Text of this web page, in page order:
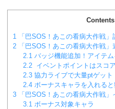
Contents
1 「巴SOS！あこの看病大作戦」
2 「巴SOS！あこの看病大作戦」
2.1 バッジ機能追加！アイテム
2.2 イベントポイントはスコ
2.3 協力ライブで大量ptゲット
2.4 ボーナスキャラを入れる
3 「巴SOS！あこの看病大作戦
3.1 ボーナス対象キャラ